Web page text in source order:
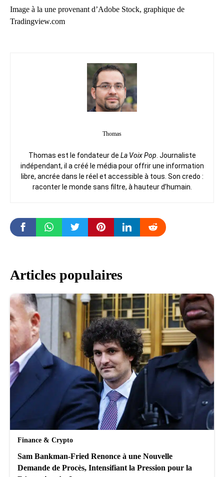
Image à la une provenant d’Adobe Stock, graphique de
Tradingview.com
Thomas
Thomas est le fondateur de La Voix Pop . Journaliste
indépendant, il a créé le média pour offrir une information
libre, ancrée dans le réel et accessible à tous. Son credo :
raconter le monde sans filtre, à hauteur d’humain.
Articles populaires
Finance & Crypto
Sam Bankman-Fried Renonce à une Nouvelle
Demande de Procès, Intensifiant la Pression pour la